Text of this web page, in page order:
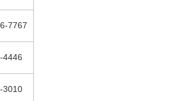
7767
4446
3010